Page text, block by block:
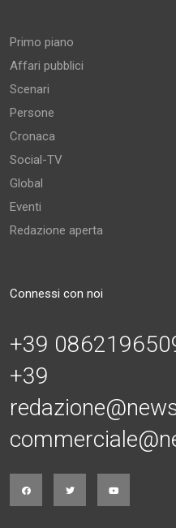
Primo piano
Affari pubblici
Scenari
Persone
Cronaca
Social-TV
Global
Eventi
Redazione aperta
Connessi con noi
+39
+39